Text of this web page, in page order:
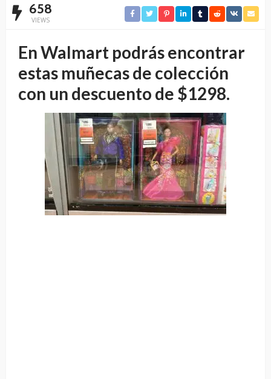
658
VIEWS
En Walmart podrás encontrar
estas muñecas de colección
con un descuento de $1298.